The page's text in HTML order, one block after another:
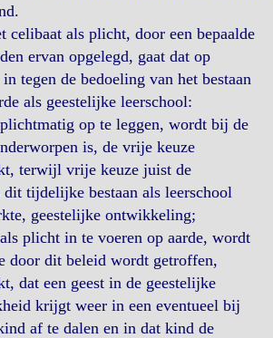
celibaat als plicht, door een bepaalde
ervan opgelegd, gaat dat op
tegen de bedoeling van het bestaan
als geestelijke leerschool:
op te leggen, wordt bij de
is, de vrije keuze
terwijl vrije keuze juist de
tijdelijke bestaan als leerschool
geestelijke ontwikkeling;
plicht in te voeren op aarde, wordt
door dit beleid wordt getroffen,
dat een geest in de geestelijke
krijgt weer in een eventueel bij
af te dalen en in dat kind de